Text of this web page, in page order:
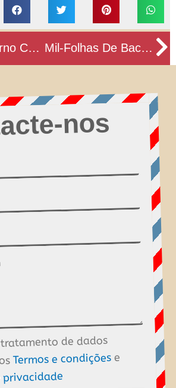
Arroz No Forno Com Camarão Mil-Folhas De Bacalhau
nos
de dados
Termos e condiçõese